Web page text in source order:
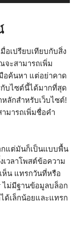
อเปรียบเทียบกับสิ่ง
ะสามารถเพิ่ม
อค้นหา แต่อย่าคาด
บไซต์นี้ได้มากที่สุด
ลักสำหรับเว็บไซต์!
มารถเพิ่มชื่อคำ
แต่มันก็เป็นแบบพื้น
วลาโพสต์ข้อความ
ห็น แทรกวันที่หรือ
ไม่มีฐานข้อมูลบล็อก
ด้เล็กน้อยและแทรก